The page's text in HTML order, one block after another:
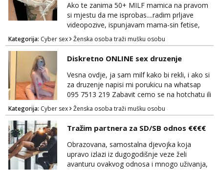
Ako te zanima 50+ MILF mamica na pravom
si mjestu da me isprobas....radim prljave
videopozive, ispunjavam mama-sin fetise,
dominacija, hotchat, saljem ti svoje gole
slikice i videe ako zelis, a mozes i dobiti gacice
od mamice ako me zamolis... 🔥🫦 NE RADIM
UZIVO...Javi se na wapp 091 548 3275,
mamica te ceka da ispunim sve tvoje zelje 😽
Kategorija: Cyber sex Ženska osoba traži mušku osobu
Diskretno ONLINE sex druzenje
Vesna ovdje, ja sam milf kako bi rekli, i ako si
za druzenje napisi mi porukicu na whatsap
095 7513 219 Zabavit cemo se na hotchatu ili
videopozivu a saljem i gacice i gole slikice :)
NE UZIVO!
Kategorija: Cyber sex Ženska osoba traži mušku osobu
Tražim partnera za SD/SB odnos €€€€
Obrazovana, samostalna djevojka koja
upravo izlazi iz dugogodišnje veze želi
avanturu ovakvog odnosa i mnogo uživanja,